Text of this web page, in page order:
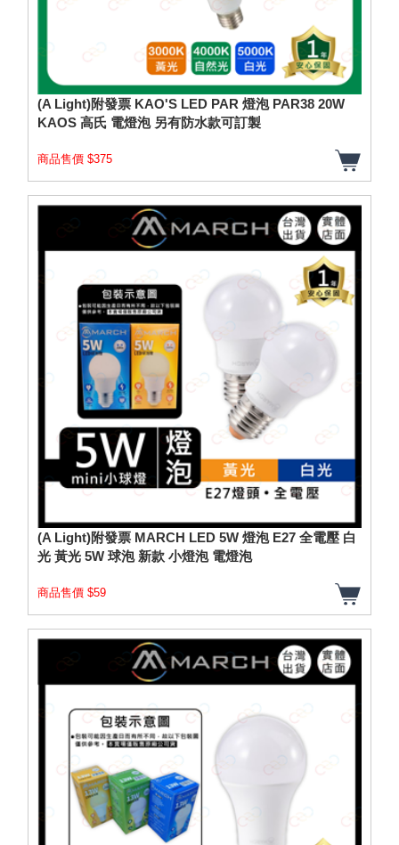
(A Light)附發票 KAO'S LED PAR 燈泡 PAR38 20W
KAOS 高氏 電燈泡 另有防水款可訂製
商品售價 $375
(A Light)附發票 MARCH LED 5W 燈泡 E27 全電壓 白
光 黃光 5W 球泡 新款 小燈泡 電燈泡
商品售價 $59